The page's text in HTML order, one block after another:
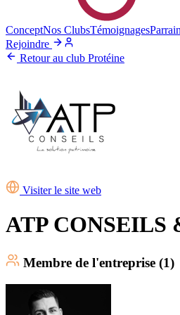
ConceptNos ClubsTémoignages
Rejoindre
Retour au club Protéine
Visiter le site web
ATP
Membre de l'entreprise (1)